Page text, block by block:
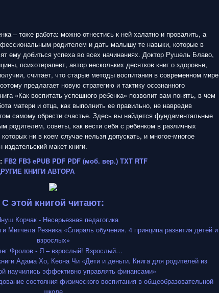
– тоже работа: можно отнестись к ней халатно и провалить, а
родителем и дать малышу те навыки, которые в
ему добиться успеха во всех начинаниях. Доктор Рушель Блаво,
психотерапевт, автор нескольких десятков книг о здоровье,
считает, что старые методы воспитания в современном мире
предлагает новую стратегию и тактику осознанного
«Как воспитать успешного ребенка» позволит вам понять, в чем
матери и отца, как выполнить ее правильно, не навредив
самому обрести счастье. Здесь вы найдется фундаментальные
родителем, советы, как вести себя с ребенком в различных
ни в коем случае нельзя допускать, и многое-многое
макет книги.
FB2 FB3 ePUB PDF PDF (моб. вер.) TXT RTF
КНИГИ АВТОРА
С этой книгой читают: